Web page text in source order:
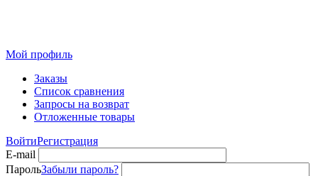
Мой профиль
Заказы
Список сравнения
Запросы на возврат
Отложенные товары
ВойтиРегистрация
E-mail
ПарольЗабыли пароль?